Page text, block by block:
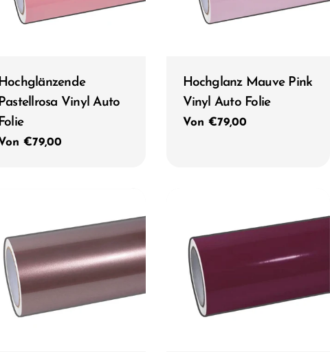
Typ:
Hochglänzende
Pastellrosa Vinyl Auto
Folie
€79,00
Typ:
Hochglanz Mauve Pink
Vinyl Auto Folie
Regulärer
Von €79,00